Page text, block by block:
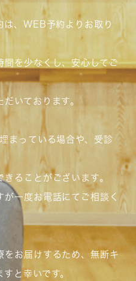
は、WEB予約よりお取り
間を少なくし、安心してご
いております。
まっている場合や、受診
ることがございます。
一度お電話にてご相談く
をお届けするため、無断キ
と幸いです。